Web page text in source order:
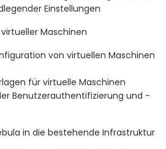
Einstellungen
Maschinen
von virtuellen Maschinen
für virtuelle Maschinen
Benutzerauthentifizierung und -
in die bestehende Infrastruktur